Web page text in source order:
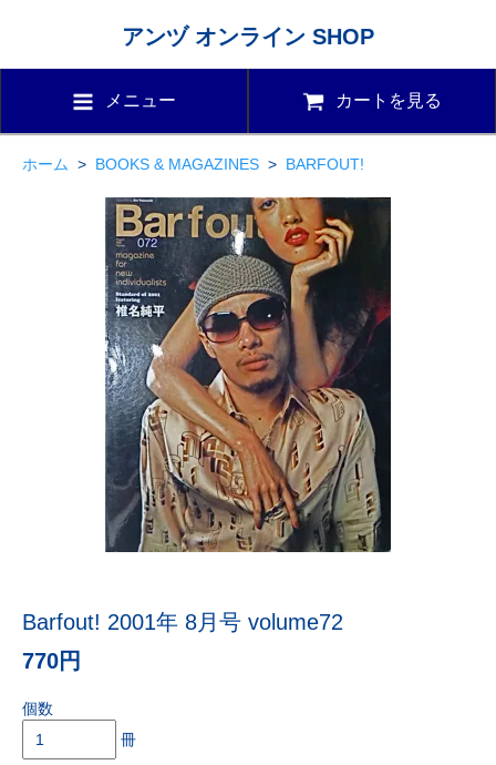
アンヅ オンライン SHOP
メニュー カートを見る
ホーム > BOOKS & MAGAZINES > BARFOUT!
Barfout! 2001年 8月号 volume72
770円
個数
冊